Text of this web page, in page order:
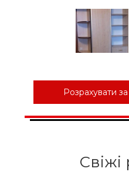
Розрахувати
Свіжі